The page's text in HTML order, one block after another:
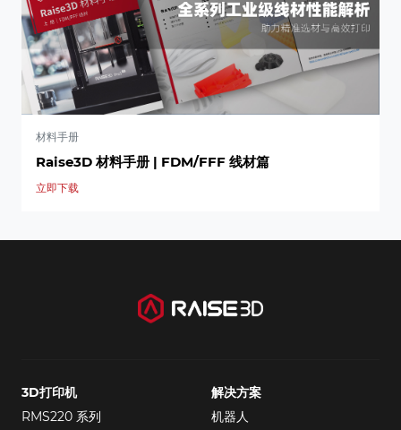
材料手册
Raise3D 材料手册 | FDM/FFF 线材篇
立即下载
3D打印机
RMS220 系列
解决方案
机器人